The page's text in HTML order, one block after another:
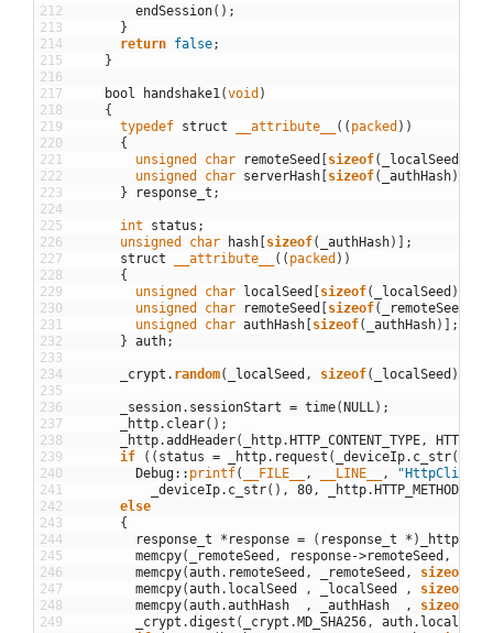
212
213
214
215
216
217
218
219
220
221
222
223
224
225
226
227
228
229
230
231
232
233
234
235
236
237
238
239
240
241
242
243
244
245
246
247
248
249
endSession( ) ;
}
return false;
}
bool handshake1 (void )
{
typedef struct __attribute__ ( ( packed ) )
{
unsigned
char remoteSeed [sizeof( _localSeed
unsigned
char serverHash [sizeof( _authHash)
}
response_t ;
int status ;
unsigned
char hash [sizeof( _authHash) ] ;
struct
__attribute__ ( ( packed ) )
{
unsigned
char localSeed [sizeof( _localSeed )
unsigned
char remoteSeed [sizeof( _remoteSeed
unsigned
char authHash [sizeof( _authHash) ] ;
} auth;
_crypt . random( _localSeed , sizeof( _localSeed )
_session. sessionStart = time(NULL ) ;
_http. clear( ) ;
_http.addHeader( _http.HTTP_CONTENT_TYPE ,
if
( ( status = _http. request ( _deviceIp. c_str(
Debug:: printf( __FILE__ , __LINE__ ,
_deviceIp. c_str( ) , 80 , _http.
else
{
response_t
* response = ( response_t * ) _http
memcpy( _remoteSeed , response->remoteSeed ,
memcpy(auth. remoteSeed , _remoteSeed , sizeof
memcpy(auth. localSeed , _localSeed , sizeof
memcpy(auth.authHash , _authHash , sizeof
_crypt .digest ( _crypt .MD_SHA256 , auth. localSeed